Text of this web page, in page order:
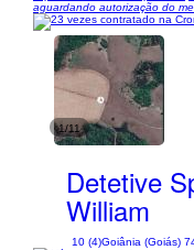
aguardando autorização do
1/11
Detetive
William
10 (4)Goiânia (Goiás)